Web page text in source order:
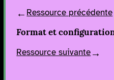
Ressource précédente
Format et
Ressource suivante